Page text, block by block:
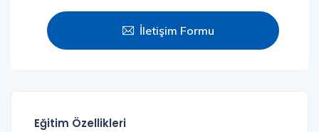
İletişim Formu
Eğitim Özellikleri